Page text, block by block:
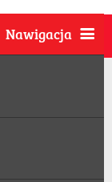
Nawigacja